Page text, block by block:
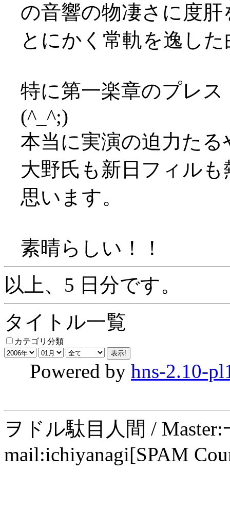
の音響の物凄さに度
とにかく常軌を逸し
特に第一楽章のプレ
(^_^;)
本当に実演の迫力た
大野氏も新日フィル
思います。
素晴らしい！！
以上、5 日分です。
タイトル一覧
カテゴリ分類
Powered by hns-2.10-
ヲドル駄目人間 /
mail:ichiyanagi[SPAM